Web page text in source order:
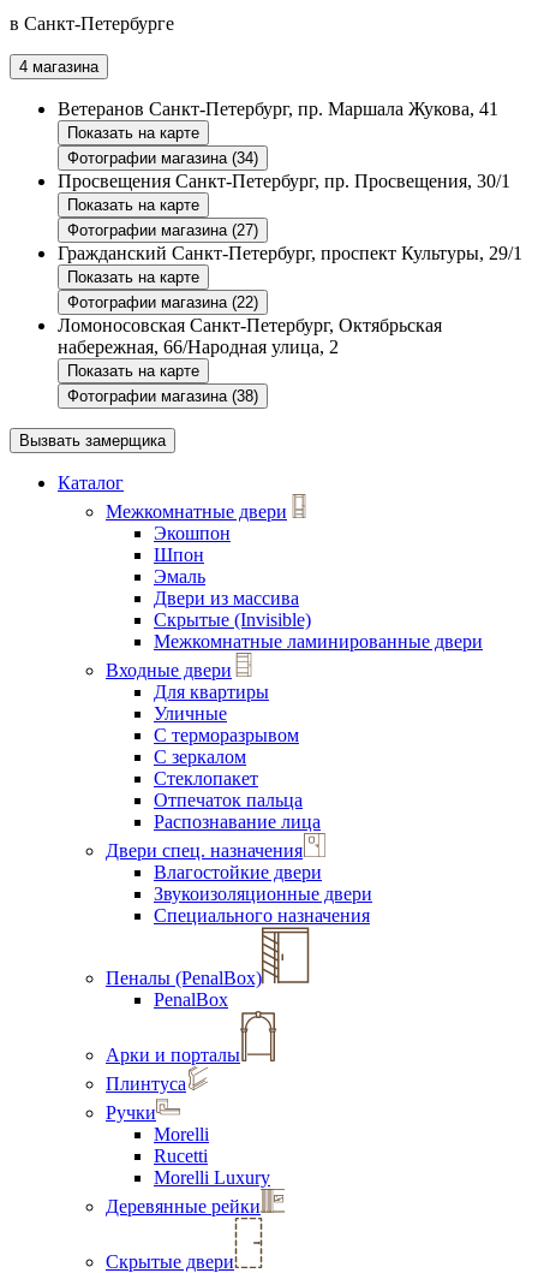
в Санкт-Петербурге
4 магазина
Ветеранов Санкт-Петербург, пр. Маршала Жукова, 41
Показать на карте
Фотографии магазина (34)
Просвещения Санкт-Петербург, пр. Просвещения, 30/1
Показать на карте
Фотографии магазина (27)
Гражданский Санкт-Петербург, проспект Культуры, 29/1
Показать на карте
Фотографии магазина (22)
Ломоносовская Санкт-Петербург, Октябрьская
набережная, 66/Народная улица, 2
Показать на карте
Фотографии магазина (38)
Вызвать замерщика
Каталог
Межкомнатные двери
Экошпон
Шпон
Эмаль
Двери из массива
Скрытые (Invisible)
Межкомнатные ламинированные двери
Входные двери
Для квартиры
Уличные
С терморазрывом
С зеркалом
Стеклопакет
Отпечаток пальца
Распознавание лица
Двери спец. назначения
Влагостойкие двери
Звукоизоляционные двери
Специального назначения
Пеналы (PenalBox)
PenalBox
Арки и порталы
Плинтуса
Ручки
Morelli
Rucetti
Morelli Luxury
Деревянные рейки
Скрытые двери